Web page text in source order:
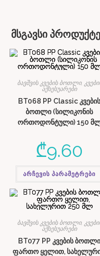
მსგავსი
ბავშვის კვების ბოთლი,
აქსესუარები
BT068 PP Classic
ბოთლი (სილიკონის
ორთოდონტული) 150
₾9.60
არჩევის პარამეტრები
ბავშვის კვების ბოთლი,
აქსესუარები
BT077 PP კვების ბოთლი
ფართო ყელით,